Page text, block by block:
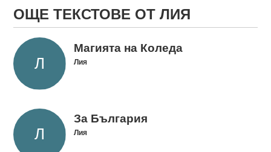
ОЩЕ ТЕКСТОВЕ ОТ ЛИЯ
Магията на Коледа
Лия
За България
Лия